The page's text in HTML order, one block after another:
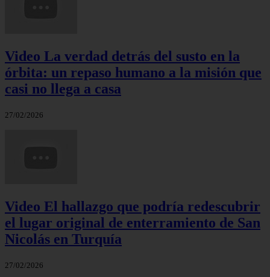
Video La verdad detrás del susto en la
órbita: un repaso humano a la misión que
casi no llega a casa
27/02/2026
Video El hallazgo que podría redescubrir
el lugar original de enterramiento de San
Nicolás en Turquía
27/02/2026